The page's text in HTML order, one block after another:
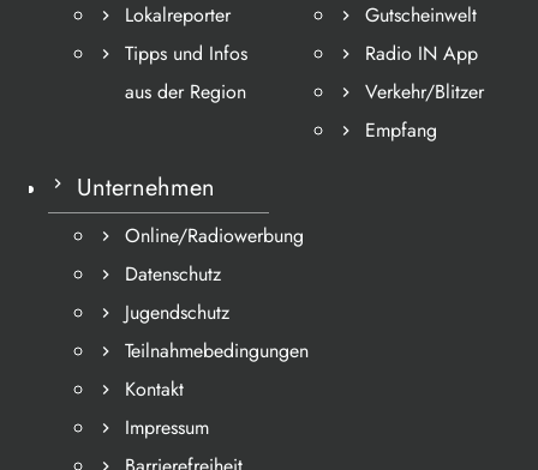
Lokalreporter
Tipps und Infos
aus der Region
Gutscheinwelt
Radio IN App
Verkehr/Blitzer
Empfang
Unternehmen
Online/Radiowerbung
Datenschutz
Jugendschutz
Teilnahmebedingungen
Kontakt
Impressum